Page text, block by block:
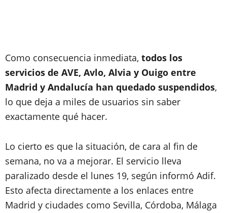
Como consecuencia inmediata, todos los
servicios de AVE, Avlo, Alvia y Ouigo entre
Madrid y Andalucía han quedado suspendidos,
lo que deja a miles de usuarios sin saber
exactamente qué hacer.
Lo cierto es que la situación, de cara al fin de
semana, no va a mejorar. El servicio lleva
paralizado desde el lunes 19, según informó Adif.
Esto afecta directamente a los enlaces entre
Madrid y ciudades como Sevilla, Córdoba, Málaga